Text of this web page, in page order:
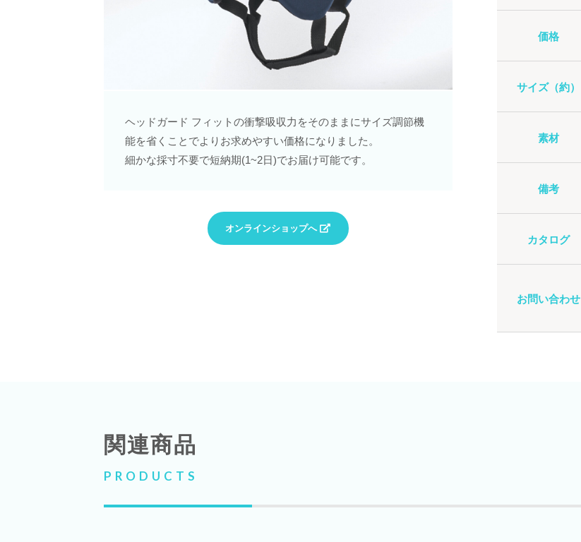
ヘッドガード フィットの衝撃吸収力をそのままにサイズ調節機
能を省くことでよりお求めやすい価格になりました。
細かな採寸不要で短納期(1~2日)でお届け可能です。
オンラインショップへ
価格
サイズ（約）
素材
備考
カタログ
お問い合わせ
関連商品
PRODUCTS